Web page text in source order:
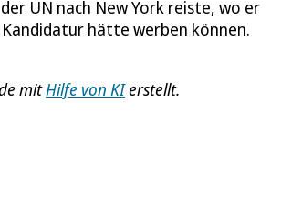
UN nach New York reiste, wo er
hätte werben können.
mitHilfe von KIerstellt.